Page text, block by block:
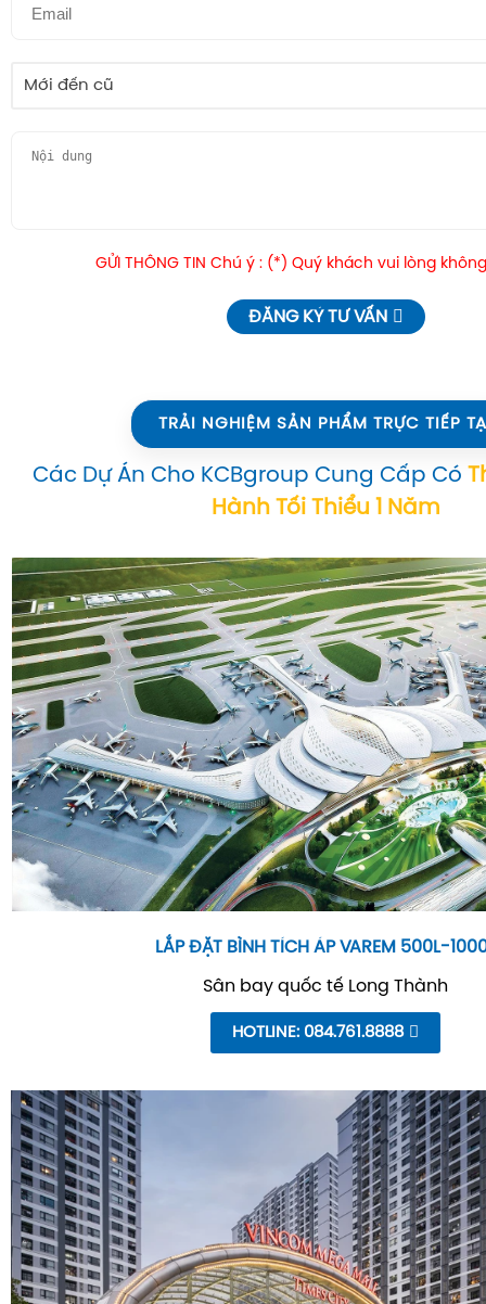
Mới đến cũ
GỬI THÔNG TIN Chú ý : (*) Quý khách vui lòng
ĐĂNG KÝ TƯ VẤN
TRẢI NGHIỆM SẢN PHẨM TRỰC TIẾP
Các Dự Án Cho KCBgroup Cung Cấp Có
Hành Tối Thiểu 1 Năm
LẮP ĐẶT BÌNH TÍCH ÁP VAREM 500L-
Sân bay quốc tế Long Thành
HOTLINE: 084.761.8888